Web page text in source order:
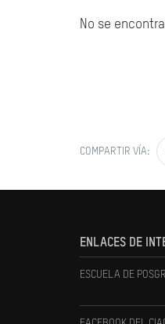
No se
COMPARTIR VÍA:
ENLACES DE
ESCUELA DE